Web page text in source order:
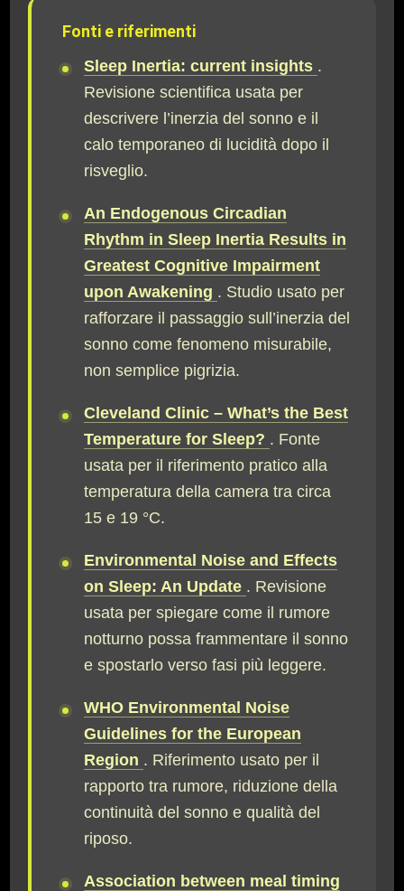
Fonti e riferimenti
Sleep Inertia: current insights .
Revisione scientifica usata per
descrivere l’inerzia del sonno e il
calo temporaneo di lucidità dopo il
risveglio.
An Endogenous Circadian
Rhythm in Sleep Inertia Results in
Greatest Cognitive Impairment
upon Awakening . Studio usato per
rafforzare il passaggio sull’inerzia del
sonno come fenomeno misurabile,
non semplice pigrizia.
Cleveland Clinic – What’s the Best
Temperature for Sleep? . Fonte
usata per il riferimento pratico alla
temperatura della camera tra circa
15 e 19 °C.
Environmental Noise and Effects
on Sleep: An Update . Revisione
usata per spiegare come il rumore
notturno possa frammentare il sonno
e spostarlo verso fasi più leggere.
WHO Environmental Noise
Guidelines for the European
Region . Riferimento usato per il
rapporto tra rumore, riduzione della
continuità del sonno e qualità del
riposo.
Association between meal timing